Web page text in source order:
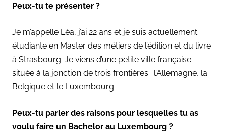
Peux-tu te présenter ?
Je m’appelle Léa, j’ai 22 ans et je suis actuellement
étudiante en Master des métiers de l’édition et du livre
à Strasbourg. Je viens d’une petite ville française
située à la jonction de trois frontières : l’Allemagne, la
Belgique et le Luxembourg.
Peux-tu parler des raisons pour lesquelles tu as
voulu faire un Bachelor au Luxembourg ?